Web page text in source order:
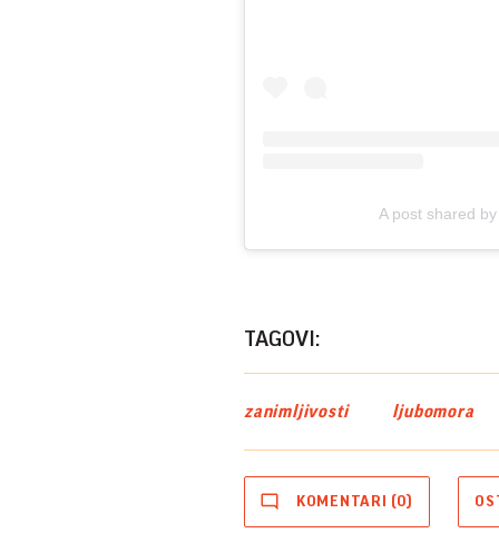
A post shared
TAGOVI:
zanimljivosti ljubomora
KOMENTARI (0)